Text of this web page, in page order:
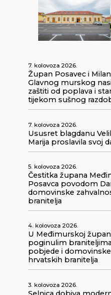
7. kolovoza 2026.
Župan Posavec i
Glavnog murskog
zaštiti od poplava i
tijekom sušnog
7. kolovoza 2026.
Ususret blagdanu
Marija proslavila svoj
5. kolovoza 2026.
Čestitka župana
Posavca povodom
domovinske
branitelja
4. kolovoza 2026.
U Međimurskoj
poginulim
pobjede i
hrvatskih branitelja
3. kolovoza 2026.